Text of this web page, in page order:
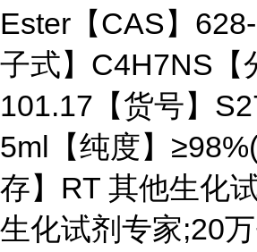
Ester【CAS】
子式】C4H7NS【
101.17【货号】
5ml【纯度】
存】RT 其他生化
生化试剂专家;20